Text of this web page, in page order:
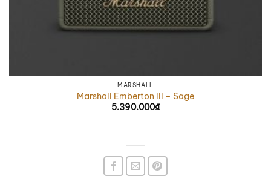
MARSHALL
Marshall Emberton III – Sage
5.390.000₫